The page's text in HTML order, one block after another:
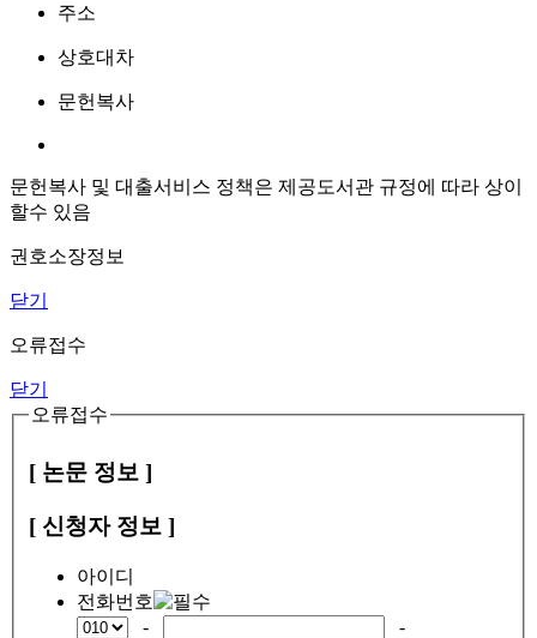
주소
상호대차
문헌복사
문헌복사 및 대출서비스 정책은 제공도서관 규정에 따라 상이
할수 있음
권호소장정보
닫기
오류접수
닫기
오류접수
[ 논문 정보 ]
[ 신청자 정보 ]
아이디
전화번호
-
-